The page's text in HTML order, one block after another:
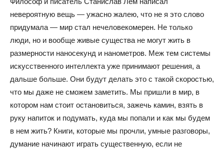
невероятную вещь — ужасно жалею, что не я это слово
придумала — мир стал нечеловекомерен. Не только
люди, но и вообще живые существа не могут жить в
размерности наносекунд и нанометров. Меж тем системы
искусственного интеллекта уже принимают решения, а
дальше больше. Они будут делать это с такой скоростью,
что мы даже не сможем заметить. Мы пришли в мир, в
котором нам стоит остановиться, зажечь камин, взять в
руку напиток и подумать, куда мы попали и как мы будем
в нем жить? Книги, которые мы прочли, умные разговоры,
думание начинают играть существенную, если не